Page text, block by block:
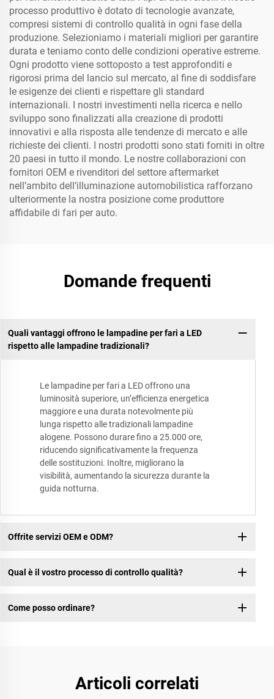
processo produttivo è dotato di tecnologie avanzate,
compresi sistemi di controllo qualità in ogni fase della
produzione. Selezioniamo i materiali migliori per garantire
durata e teniamo conto delle condizioni operative estreme.
Ogni prodotto viene sottoposto a test approfonditi e
rigorosi prima del lancio sul mercato, al fine di soddisfare
le esigenze dei clienti e rispettare gli standard
internazionali. I nostri investimenti nella ricerca e nello
sviluppo sono finalizzati alla creazione di prodotti
innovativi e alla risposta alle tendenze di mercato e alle
richieste dei clienti. I nostri prodotti sono stati forniti in oltre
20 paesi in tutto il mondo. Le nostre collaborazioni con
fornitori OEM e rivenditori del settore aftermarket
nell’ambito dell’illuminazione automobilistica rafforzano
ulteriormente la nostra posizione come produttore
affidabile di fari per auto.
Domande frequenti
Quali vantaggi offrono le lampadine per fari a LED
rispetto alle lampadine tradizionali?
Le lampadine per fari a LED offrono una
luminosità superiore, un’efficienza energetica
maggiore e una durata notevolmente più
lunga rispetto alle tradizionali lampadine
alogene. Possono durare fino a 25.000 ore,
riducendo significativamente la frequenza
delle sostituzioni. Inoltre, migliorano la
visibilità, aumentando la sicurezza durante la
guida notturna.
Offrite servizi OEM e ODM?
Qual è il vostro processo di controllo qualità?
Come posso ordinare?
Articoli correlati